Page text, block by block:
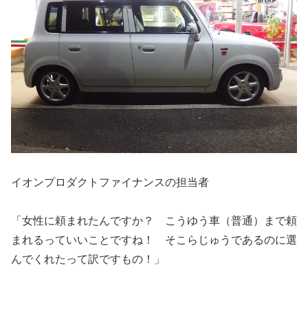
イオンプロダクトファイナンスの担当者
「女性に頼まれたんですか？ こうゆう車（普通）まで頼
まれるっていいことですね！ そこらじゅうであるのに選
んでくれたって訳ですもの！」